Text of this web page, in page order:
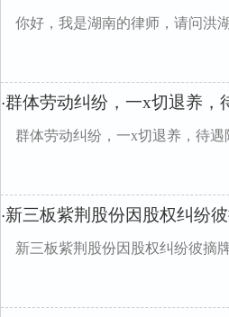
你好，我是湖南的律师，请问洪
·群体劳动纠纷，一x切退养，
群体劳动纠纷，一x切退养，待遇
·新三板紫荆股份因股权纠纷
新三板紫荆股份因股权纠纷彼摘